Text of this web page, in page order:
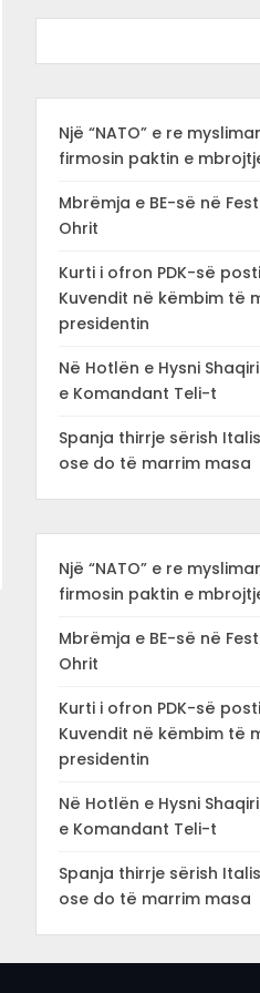
Një “NATO” e re
firmosin paktin e
Mbrëmja e BE-së në
Ohrit
Kurti i ofron PDK-së
Kuvendit në këmbim të
presidentin
Në Hotlën e Hysni
e Komandant Teli-t
Spanja thirrje sërish
ose do të marrim masa
Një “NATO” e re
firmosin paktin e
Mbrëmja e BE-së në
Ohrit
Kurti i ofron PDK-së
Kuvendit në këmbim të
presidentin
Në Hotlën e Hysni
e Komandant Teli-t
Spanja thirrje sërish
ose do të marrim masa